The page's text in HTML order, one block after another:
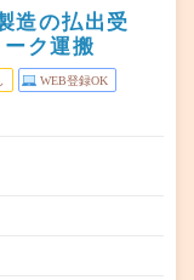
造の払出受
ク運搬
WEB登録OK